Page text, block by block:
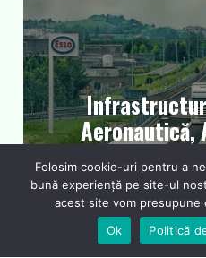
Aeronautică,
Construim
infrastructura
dezvoltarea
servicii de
eficiente,
Mai
Folosim cookie-uri pentru a
bună experiență pe site-ul
acest site vom
Ok
Politică